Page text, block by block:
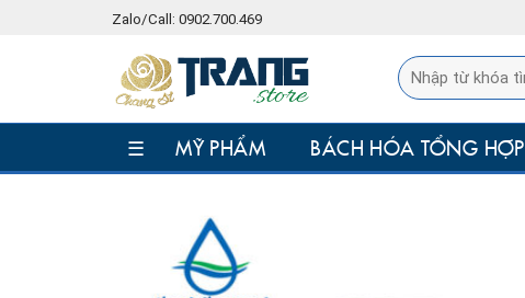
Zalo/Call: 0902.700.469
☰ MỸ PHẨM BÁCH HÓA TỔNG HỢP